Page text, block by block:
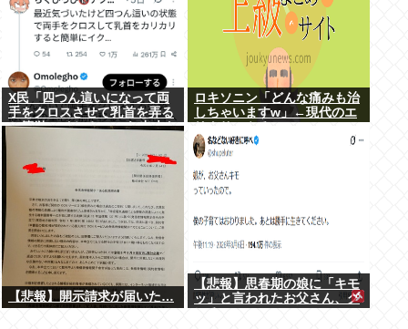
X民「四つん這いになって両
手をクロスさせて乳首を弄る
と簡単にイケる」 これ出来な
ロキソニン「どんな痛みも治
しちゃいますw」←現代のエ
【悲報】開示請求が届いた…
【悲報】思春期の娘に「キモ
ッ」と言われたお父さん、グ